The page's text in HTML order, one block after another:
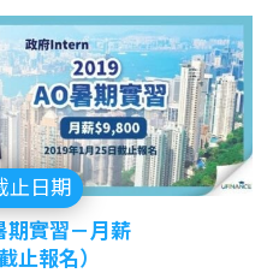
止日期
期實習－月薪
止報名）